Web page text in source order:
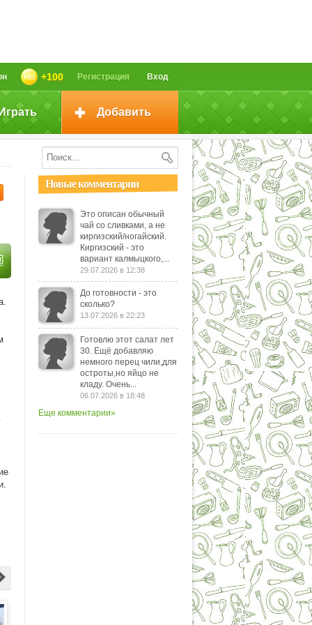
Вход
Регистрация
+100
Добавить
Новые комментарии
Это описан обычный
чай со сливками, а не
киргизский/ногайский.
Киргизский - это
вариант калмыцкого,...
29.07.2026 в 12:38
До готовности - это
сколько?
13.07.2026 в 22:23
Готовлю этот салат лет
30. Ещё добавляю
немного перец чили,для
остроты,но яйцо не
кладу. Очень...
06.07.2026 в 18:48
Еще комментарии»